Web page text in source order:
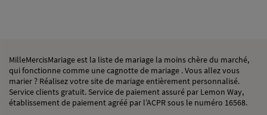
MilleMercisMariage est la liste de mariage la moins chère du marché,
qui fonctionne comme une cagnotte de mariage . Vous allez vous
marier ? Réalisez votre site de mariage entièrement personnalisé.
Service clients gratuit. Service de paiement assuré par Lemon Way,
établissement de paiement agréé par l’ACPR sous le numéro 16568.